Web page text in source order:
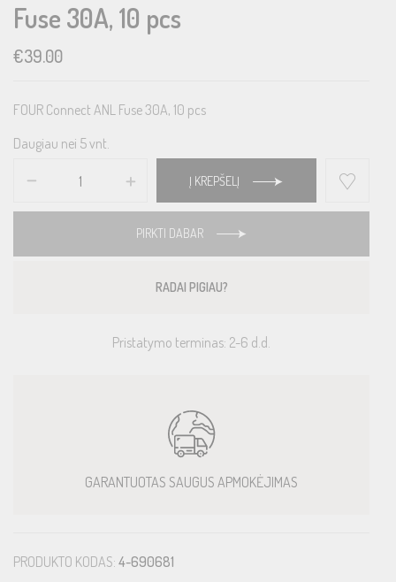
Fuse 30A, 10 pcs
€39.00
FOUR Connect ANL Fuse 30A, 10 pcs
Daugiau nei 5 vnt.
Į KREPŠELĮ
PIRKTI DABAR
RADAI PIGIAU?
Pristatymo terminas: 2-6 d.d.
GARANTUOTAS SAUGUS APMOKĖJIMAS
PRODUKTO KODAS: 4-690681